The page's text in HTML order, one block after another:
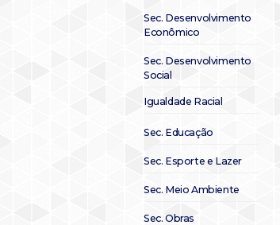
Sec. Desenvolvimento
Econômico
Sec. Desenvolvimento
Social
Igualdade Racial
Sec. Educação
Sec. Esporte e Lazer
Sec. Meio Ambiente
Sec. Obras